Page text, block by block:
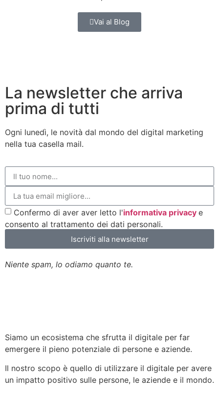
Vai al Blog
La newsletter che arriva
prima di tutti
Ogni lunedì, le novità dal mondo del digital marketing
nella tua casella mail.
Confermo di aver aver letto l'informativa privacy e
consento al trattamento dei dati personali.
Iscriviti alla newsletter
Niente spam, lo odiamo quanto te.
Siamo un ecosistema che sfrutta il digitale per far
emergere il pieno potenziale di persone e aziende.
Il nostro scopo è quello di utilizzare il digitale per avere
un impatto positivo sulle persone, le aziende e il mondo.